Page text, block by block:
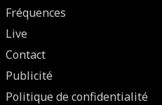
Fréquences
Live
Contact
Publicité
Politique de confidentialité